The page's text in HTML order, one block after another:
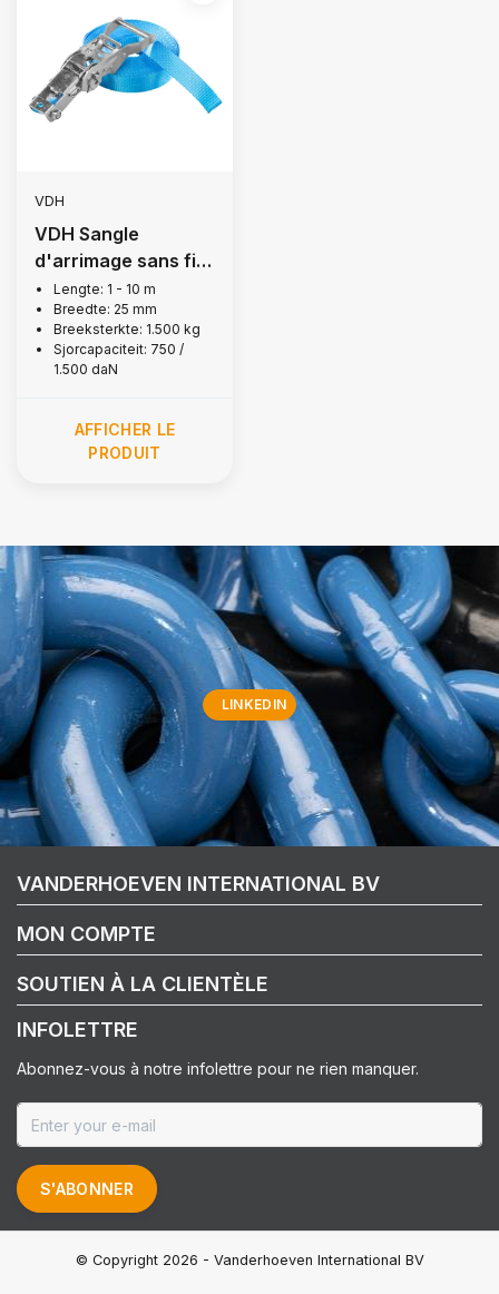
VDH
VDH Sangle
d'arrimage sans fin,
1 500 kg
Lengte: 1 - 10 m
Breedte: 25 mm
Breeksterkte: 1.500 kg
Sjorcapaciteit: 750 /
1.500 daN
AFFICHER LE
PRODUIT
LINKEDIN
VANDERHOEVEN INTERNATIONAL BV
MON COMPTE
SOUTIEN À LA CLIENTÈLE
INFOLETTRE
Abonnez-vous à notre infolettre pour ne rien manquer.
S'ABONNER
© Copyright 2026 - Vanderhoeven International BV